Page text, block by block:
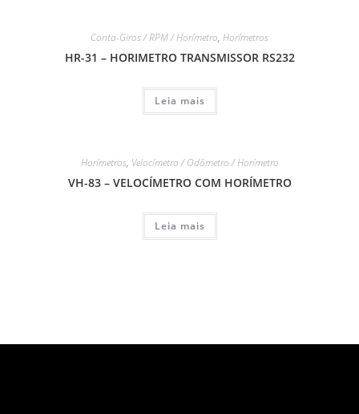
Conta-Giros / RPM / Horímetro, Horímetros
HR-31 – HORIMETRO TRANSMISSOR RS232
Leia mais
Horímetros, Velocímetro / Odômetro / Horímetro
VH-83 – VELOCÍMETRO COM HORÍMETRO
Leia mais